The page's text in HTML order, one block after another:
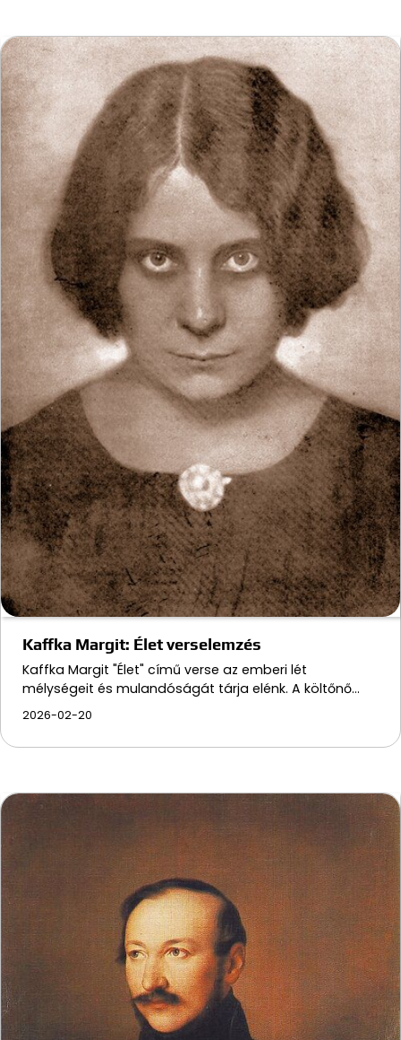
Kaffka Margit: Élet verselemzés
Kaffka Margit "Élet" című verse az emberi lét
mélységeit és mulandóságát tárja elénk. A költőnő…
2026-02-20